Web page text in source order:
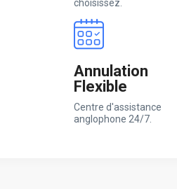
choisissez.
Annulation
Flexible
Centre d'assistance
anglophone 24/7.